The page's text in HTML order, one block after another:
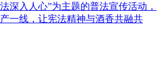
深入人心”为主题的普法宣传活动，
一线，让宪法精神与酒香共融共